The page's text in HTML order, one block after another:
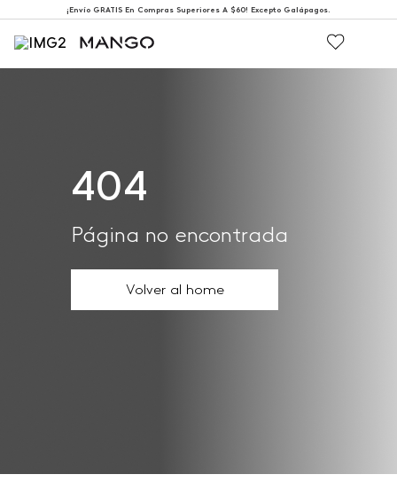
¡Envío GRATIS En Compras Superiores A $60! Excepto Galápagos.
404
Página no encontrada
Volver al home